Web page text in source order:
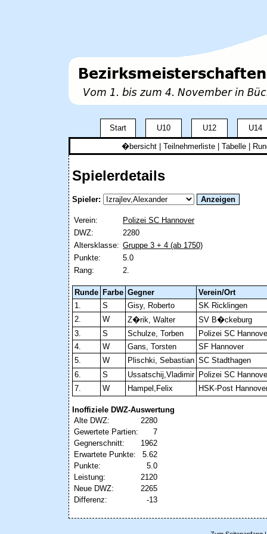
Start U10 U12 U14
�bersicht Teilnehmerliste Tabelle |
Spielerdetails
Spieler:
Verein:
Polizei SC Hannover
DWZ:
2280
Altersklasse: Gruppe 3 + 4 (ab 1750)
Punkte:
5.0
Rang:
2.
Runde Farbe Gegner
Verein/Ort
1.
S Gisy, Roberto
SK Ricklingen
2.
W Z�rik, Walter
SV B�ckeburg
3.
S Schulze, Torben
Polizei SC
4.
W Gans, Torsten
SF Hannover
5.
W Plischki, Sebastian SC Stadthagen
6.
S Ussatschij,Vladimir Polizei SC
7.
W Hampel,Felix HSK-Post
Inoffiziele DWZ-Auswertung
Alte DWZ:
2280
Gewertete Partien:
7
Gegnerschnitt:
1962
Erwartete Punkte:
5.62
Punkte:
5.0
Leistung:
2120
Neue DWZ:
2265
Differenz:
-13